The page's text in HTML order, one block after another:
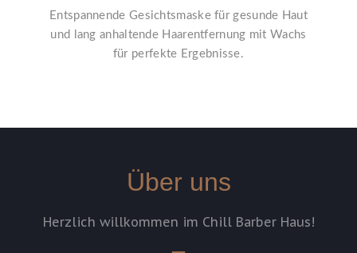
Entspannende Gesichtsmaske für gesunde Haut
und lang anhaltende Haarentfernung mit Wachs
für perfekte Ergebnisse.
Über uns
Herzlich willkommen im Chill Barber Haus!